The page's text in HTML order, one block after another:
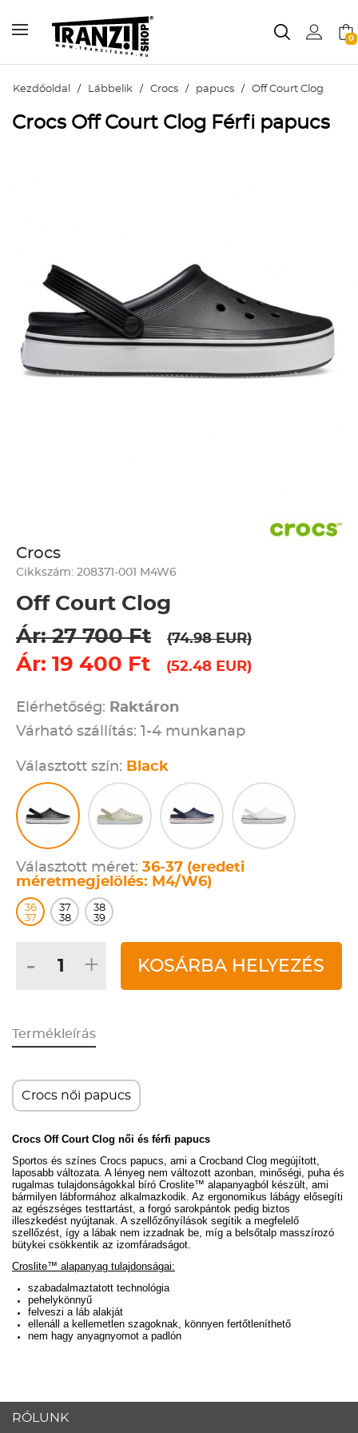
0
Kezdőoldal / Lábbelik / Crocs / papucs / Off Court Clog
Crocs Off Court Clog Férfi papucs
Crocs
Cikkszám: 208371-001 M4W6
Off Court Clog
Ár: 27 700 Ft
(74.98 EUR)
Ár: 19 400 Ft (52.48 EUR)
Elérhetőség: Raktáron
Várható szállítás: 1-4 munkanap
Választott szín: Black
Választott méret: 36-37 (eredeti
méretmegjelölés: M4/W6)
36
37
37
38
38
39
- + KOSÁRBA HELYEZÉS
Termékleírás
Crocs női papucs
Crocs Off Court Clog női és férfi papucs
Sportos és színes Crocs papucs, ami a Crocband Clog megújított,
laposabb változata. A lényeg nem változott azonban, minőségi, puha és
rugalmas tulajdonságokkal bíró Croslite™ alapanyagból készült, ami
bármilyen lábformához alkalmazkodik. Az ergonomikus lábágy elősegíti
az egészséges testtartást, a forgó sarokpántok pedig biztos
illeszkedést nyújtanak. A szellőzőnyílások segítik a megfelelő
szellőzést, így a lábak nem izzadnak be, míg a belsőtalp masszírozó
bütykei csökkentik az izomfáradságot.
Croslite™ alapanyag tulajdonságai:
szabadalmaztatott technológia
pehelykönnyű
felveszi a láb alakját
ellenáll a kellemetlen szagoknak, könnyen fertőtleníthető
nem hagy anyagnyomot a padlón
RÓLUNK